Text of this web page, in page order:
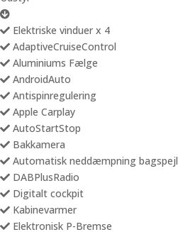
Elektriske vinduer x 4
AdaptiveCruiseControl
Aluminiums Fælge
AndroidAuto
Antispinregulering
Apple Carplay
AutoStartStop
Bakkamera
Automatisk neddæmpning bagspejl
DABPlusRadio
Digitalt cockpit
Kabinevarmer
Elektronisk P-Bremse